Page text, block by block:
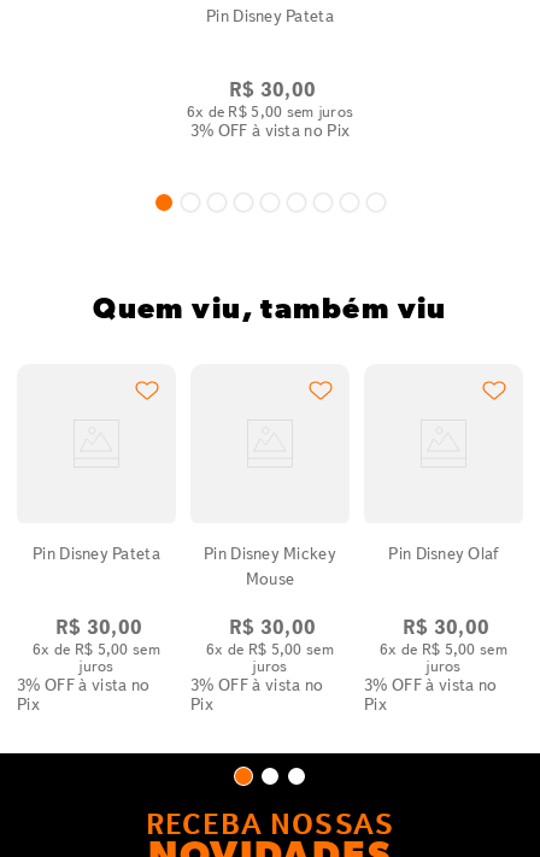
Pin Disney Pateta
R$ 30,00
6x de R$ 5 ,00 sem juros
3% OFF à vista no Pix
Quem viu, também viu
Pin Disney Pateta
R$ 30,00
6x de R$ 5,00 sem
juros
3% OFFà vista no
Pix
Pin Disney Mickey
Mouse
R$ 30,00
6x de R$ 5,00 sem
juros
3% OFFà vista no
Pix
Pin Disney Olaf
R$ 30,00
6x de R$ 5,00 sem
juros
3% OFFà vista no
Pix
RECEBA NOSSAS